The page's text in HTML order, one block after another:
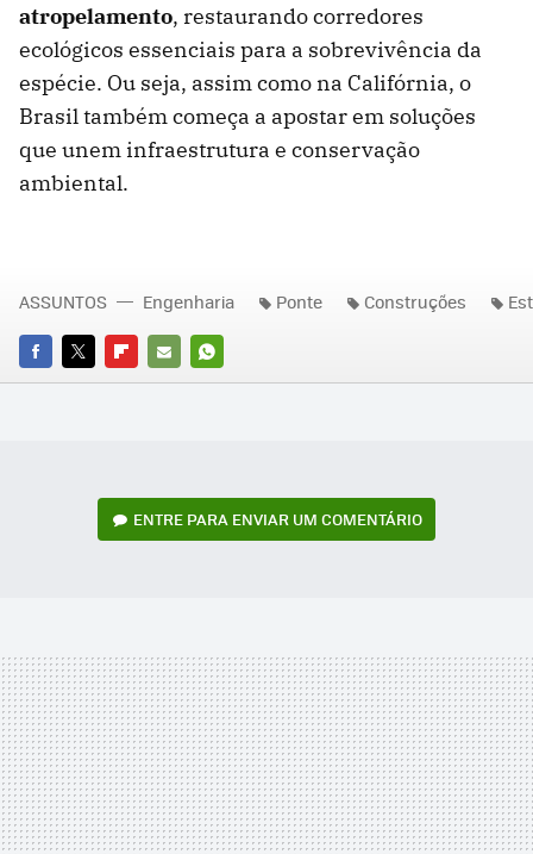
atropelamento, restaurando corredores
ecológicos essenciais para a sobrevivência da
espécie. Ou seja, assim como na Califórnia, o
Brasil também começa a apostar em soluções
que unem infraestrutura e conservação
ambiental.
FACEBOOK
TWITTERFLIPBOARD
E-
WHATSAPP
ASSUNTOS Engenharia Ponte Construções
ENTRE PARA ENVIAR UM COMENTÁRIO